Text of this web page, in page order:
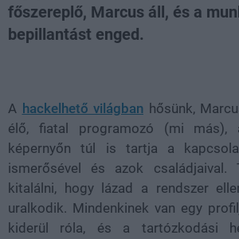
főszereplő, Marcus áll, és a
bepillantást enged.
A hackelhető világban hősünk,
élő, fiatal programozó (mi más),
képernyőn túl is tartja a
ismerősével és azok családjaival.
kitalálni, hogy lázad a rendszer
uralkodik. Mindenkinek van egy
kiderül róla, és a tartózkodási